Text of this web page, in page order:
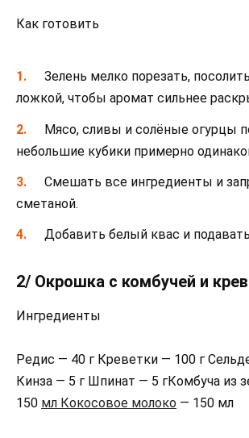
Как готовить
Зелень мелко порезать,
ложкой, чтобы аромат сильнее
Мясо, сливы и солёные огурцы
небольшие кубики примерно
Смешать все ингредиенты и
сметаной.
Добавить белый квас и
2/ Окрошка с комбучей и
Ингредиенты
Редис — 40 г Креветки — 100 г
Кинза — 5 г Шпинат — 5 гКомбуча из
150 мл Кокосовое молоко — 150 мл